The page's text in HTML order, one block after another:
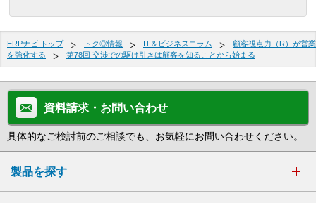
ERPナビ トップ トク◎情報 IT＆ビジネスコラム
顧客視点力（R）が営業
を強化する
第78回 交渉での駆け引きは顧客を知ることから始まる
資料請求・お問い合わせ
具体的なご検討前のご相談でも、お気軽にお問い合わせください。
製品を探す